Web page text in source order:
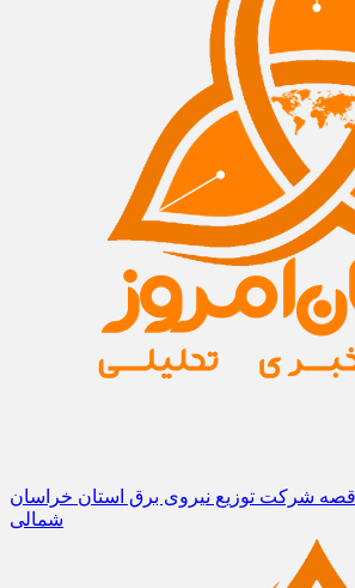
شرکت توزیع نیروی برق استان خراسان
شمالی